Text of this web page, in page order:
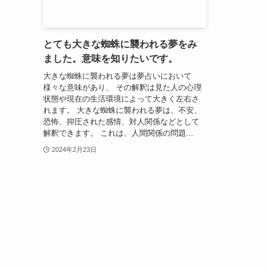
とても大きな蜘蛛に襲われる夢をみ
ました。意味を知りたいです。
大きな蜘蛛に襲われる夢は夢占いにおいて
様々な意味があり、 その解釈は見た人の心理
状態や現在の生活環境によって大きく左右さ
れます。 大きな蜘蛛に襲われる夢は、不安、
恐怖、抑圧された感情、対人関係などとして
解釈できます。 これは、人間関係の問題...
2024年2月23日